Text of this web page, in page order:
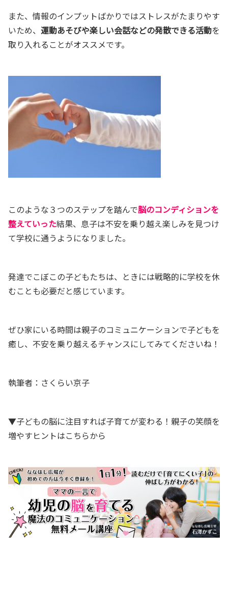
また、情報のインプットばかりではストレスがたまりやす
いため、 運動あそびや楽しい会話などの発散できる活動を
取り入れることがオススメです。
このような３つのステップを踏んで脳のコンディションを
整えていった結果、息子は不安を乗り越え楽しみを見つけ
て学校に通うようになりました。
発達でこぼこの子どもたちは、ときには戦略的に学校を休
むことも必要だと感じています。
ぜひ家にいる時間は親子のコミュニケーションで子どもを
癒し、不安を乗り越えるチャンスにしてみてくださいね！
執筆者：さくらい京子
▼子どもの脳に注目すれば子育てが変わる！親子の笑顔を
増やすヒントはこちらから